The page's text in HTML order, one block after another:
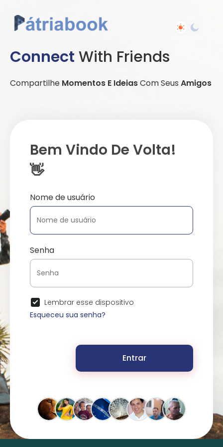
Connect With Friends
Compartilhe Momentos E IdeiasCom Seus Amigos
Bem Vindo De Volta!
👋
Nome de usuário
Senha
Lembrar esse dispositivo
Esqueceu sua senha?
Entrar